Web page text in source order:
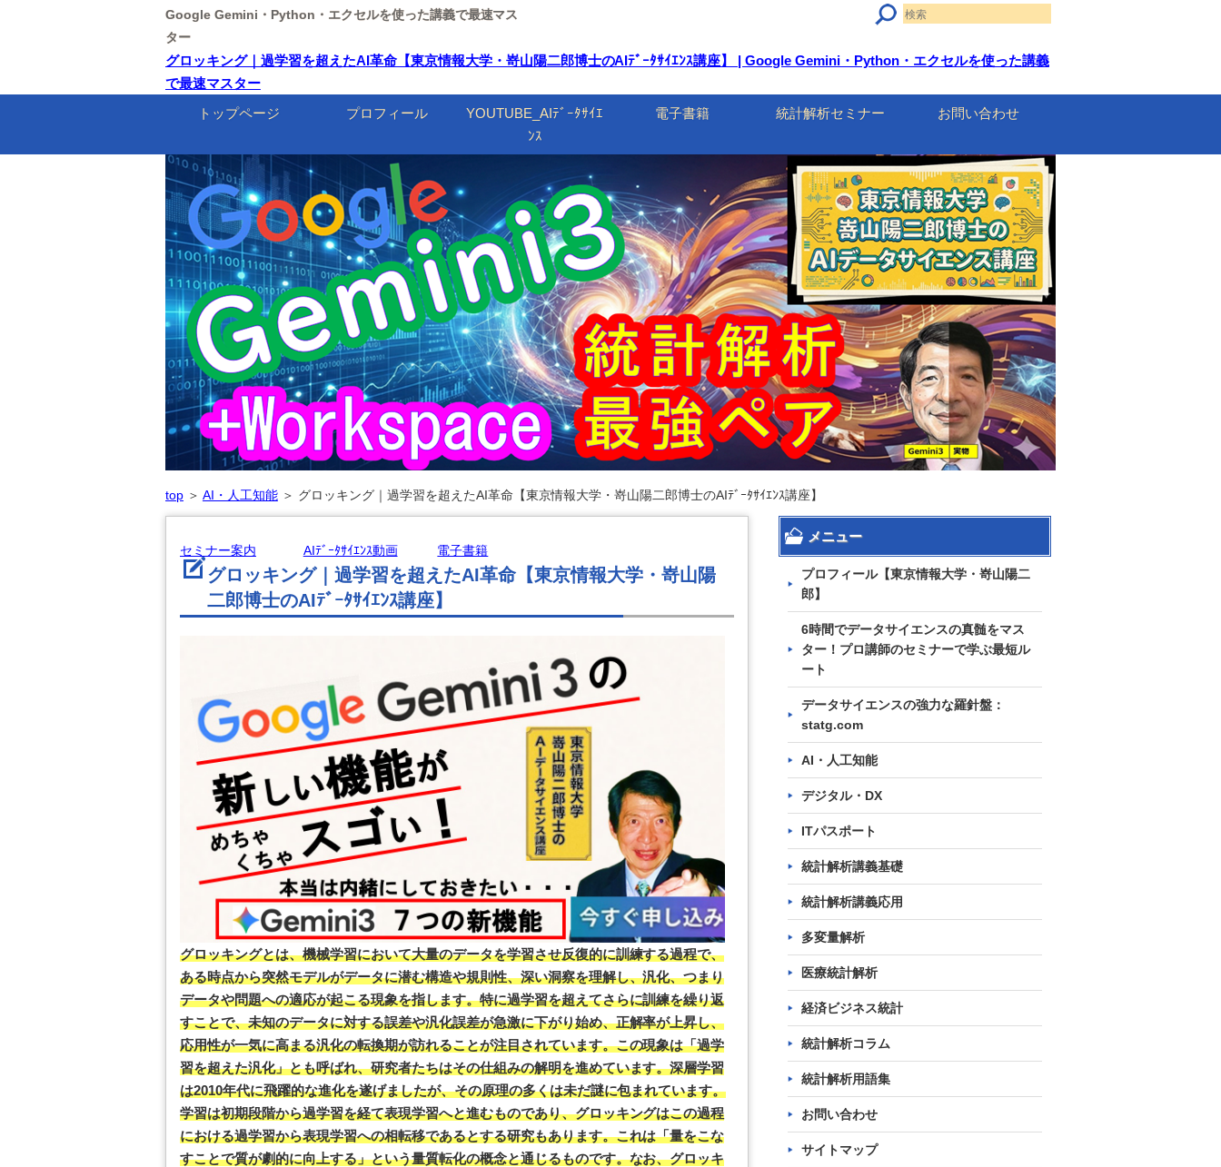
Google Gemini・Python・エクセルを使った講義で最速マス
ター
グロッキング｜過学習を超えたAI革命【東京情報大学・嵜山陽二郎博士のAIﾃﾞｰﾀｻｲｴﾝｽ講座】 | Google Gemini・Python・エクセルを使った講義
で最速マスター
トップページ
プロフィール
YOUTUBE_AIﾃﾞｰﾀｻｲｴ
ﾝｽ
電子書籍 統計解析セミナー お問い合わせ
top＞ AI・人工知能＞ グロッキング｜過学習を超えたAI革命【東京情報大学・嵜山陽二郎博士のAIﾃﾞｰﾀｻｲｴﾝｽ講座】
セミナー案内 AIﾃﾞｰﾀｻｲｴﾝｽ動画 電子書籍
グロッキング｜過学習を超えたAI革命【東京情報大学・嵜山陽
二郎博士のAIﾃﾞｰﾀｻｲｴﾝｽ講座】
グロッキングとは、機械学習において大量のデータを学習させ反復的に訓練する過程で、
ある時点から突然モデルがデータに潜む構造や規則性、深い洞察を理解し、汎化、つまり
データや問題への適応が起こる現象を指します。特に過学習を超えてさらに訓練を繰り返
すことで、未知のデータに対する誤差や汎化誤差が急激に下がり始め、正解率が上昇し、
応用性が一気に高まる汎化の転換期が訪れることが注目されています。この現象は「過学
習を超えた汎化」とも呼ばれ、研究者たちはその仕組みの解明を進めています。深層学習
は2010年代に飛躍的な進化を遂げましたが、その原理の多くは未だ謎に包まれています。
学習は初期段階から過学習を経て表現学習へと進むものであり、グロッキングはこの過程
における過学習から表現学習への相転移であるとする研究もあります。これは「量をこな
すことで質が劇的に向上する」という量質転化の概念と通じるものです。なお、グロッキ
メニュー
プロフィール【東京情報大学・嵜山陽二
郎】
6時間でデータサイエンスの真髄をマス
ター！プロ講師のセミナーで学ぶ最短ル
ート
データサイエンスの強力な羅針盤：
statg.com
AI・人工知能
デジタル・DX
ITパスポート
統計解析講義基礎
統計解析講義応用
多変量解析
医療統計解析
経済ビジネス統計
統計解析コラム
統計解析用語集
お問い合わせ
サイトマップ